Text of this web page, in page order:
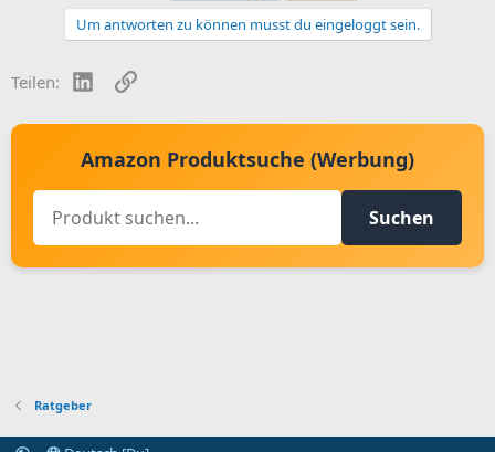
Um antworten zu können musst du eingeloggt sein.
Teilen: LinkedInLink
Amazon Produktsuche (Werbung)
Suchen
Ratgeber